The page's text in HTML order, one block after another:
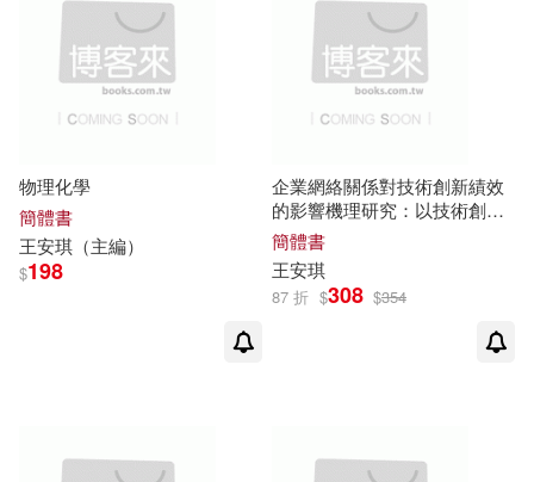
物理化學
簡體書
王安琪 （主編）
$198
企業網絡關係對技術創新績效
的影響機理研究：以技術創新
動態能力為中介
簡體書
王安琪
87 折 $308 $354